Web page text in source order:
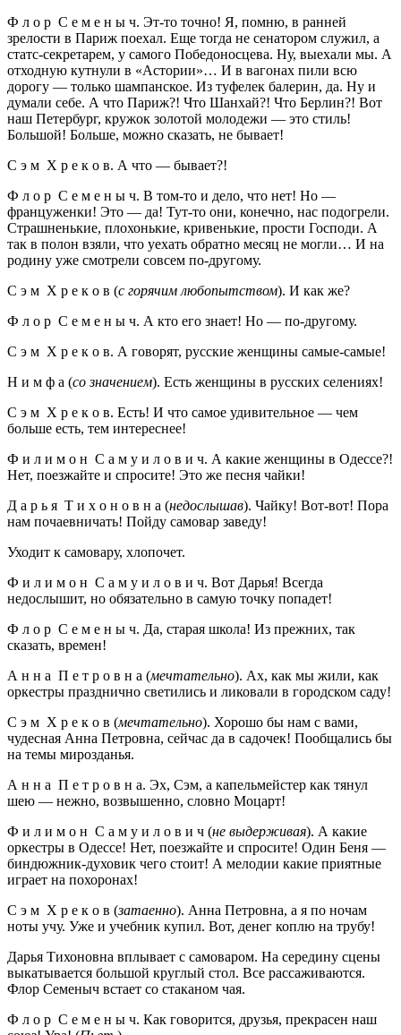
Ф л о р С е м е н ы ч. Эт-то точно! Я, помню, в ранней
зрелости в Париж поехал. Еще тогда не сенатором служил, а
статс-секретарем, у самого Победоносцева. Ну, выехали мы. А
отходную кутнули в «Астории»… И в вагонах пили всю
дорогу — только шампанское. Из туфелек балерин, да. Ну и
думали себе. А что Париж?! Что Шанхай?! Что Берлин?! Вот
наш Петербург, кружок золотой молодежи — это стиль!
Большой! Больше, можно сказать, не бывает!
С э м Х р е к о в. А что — бывает?!
Ф л о р С е м е н ы ч. В том-то и дело, что нет! Но —
француженки! Это — да! Тут-то они, конечно, нас подогрели.
Страшненькие, плохонькие, кривенькие, прости Господи. А
так в полон взяли, что уехать обратно месяц не могли… И на
родину уже смотрели совсем по-другому.
С э м Х р е к о в (с горячим любопытством). И как же?
Ф л о р С е м е н ы ч. А кто его знает! Но — по-другому.
С э м Х р е к о в. А говорят, русские женщины самые-самые!
Н и м ф а (со значением). Есть женщины в русских селениях!
С э м Х р е к о в. Есть! И что самое удивительное — чем
больше есть, тем интереснее!
Ф и л и м о н С а м у и л о в и ч. А какие женщины в Одессе?!
Нет, поезжайте и спросите! Это же песня чайки!
Д а р ь я Т и х о н о в н а (недослышав). Чайку! Вот-вот! Пора
нам почаевничать! Пойду самовар заведу!
Уходит к самовару, хлопочет.
Ф и л и м о н С а м у и л о в и ч. Вот Дарья! Всегда
недослышит, но обязательно в самую точку попадет!
Ф л о р С е м е н ы ч. Да, старая школа! Из прежних, так
сказать, времен!
А н н а П е т р о в н а (мечтательно). Ах, как мы жили, как
оркестры празднично светились и ликовали в городском саду!
С э м Х р е к о в (мечтательно). Хорошо бы нам с вами,
чудесная Анна Петровна, сейчас да в садочек! Пообщались бы
на темы мирозданья.
А н н а П е т р о в н а. Эх, Сэм, а капельмейстер как тянул
шею — нежно, возвышенно, словно Моцарт!
Ф и л и м о н С а м у и л о в и ч (не выдерживая). А какие
оркестры в Одессе! Нет, поезжайте и спросите! Один Беня —
биндюжник-духовик чего стоит! А мелодии какие приятные
играет на похоронах!
С э м Х р е к о в (затаенно). Анна Петровна, а я по ночам
ноты учу. Уже и учебник купил. Вот, денег коплю на трубу!
Дарья Тихоновна вплывает с самоваром. На середину сцены
выкатывается большой круглый стол. Все рассаживаются.
Флор Семеныч встает со стаканом чая.
Ф л о р С е м е н ы ч. Как говорится, друзья, прекрасен наш